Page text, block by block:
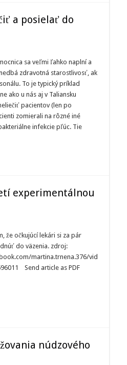
a posielať do
sa veľmi ľahko naplní a
zdravotná starostlivosť, ak
To je typický príklad
ako u nás aj v Taliansku
pacientov (len po
zomierali na rôzné iné
infekcie pľúc. Tie
experimentálnou
že očkujúcí lekári si za pár
do väzenia. zdroj:
martina.trnena.376/vid
Send article as PDF
núdzového